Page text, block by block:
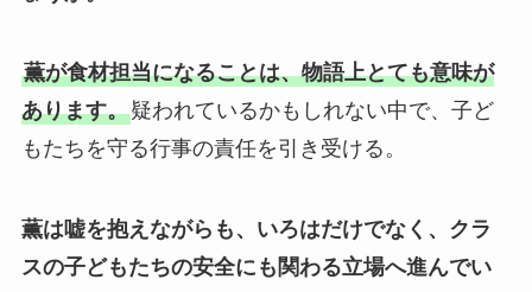
薫が食材担当になることは、物語上とても意味が
あります。疑われているかもしれない中で、子ど
もたちを守る行事の責任を引き受ける。
薫は嘘を抱えながらも、いろはだけでなく、クラ
スの子どもたちの安全にも関わる立場へ進んでい